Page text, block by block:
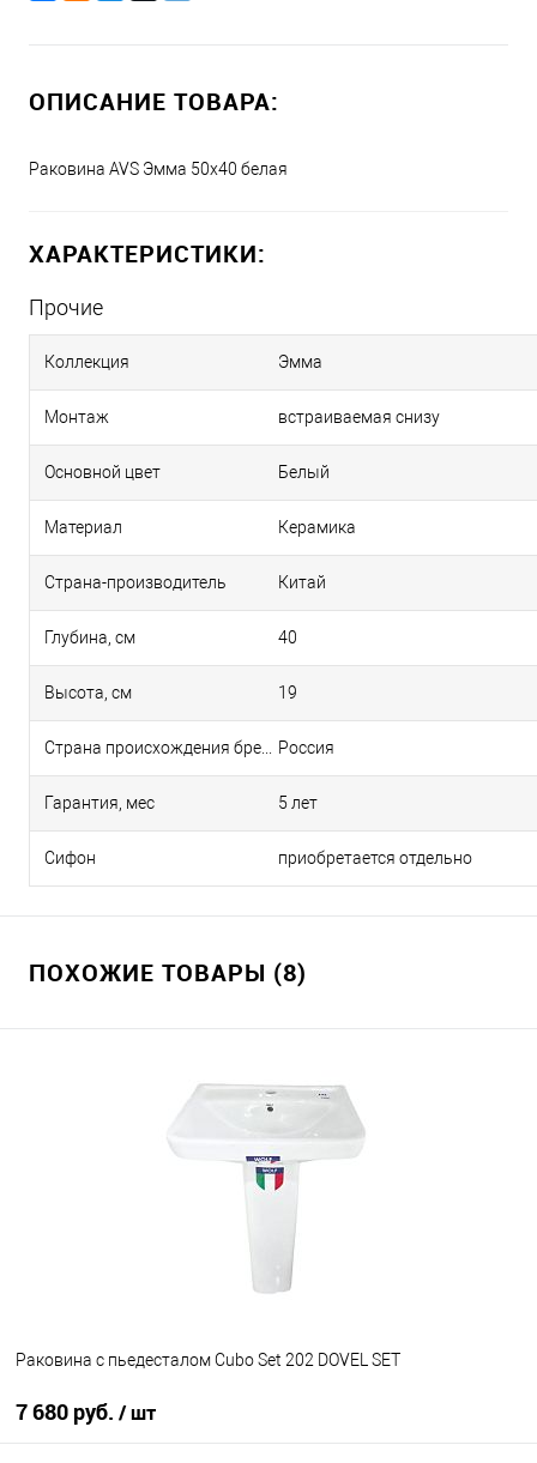
ОПИСАНИЕ ТОВАРА:
Раковина AVS Эмма 50x40 белая
ХАРАКТЕРИСТИКИ:
Прочие
Коллекция Эмма
Монтаж встраиваемая снизу
Основной цвет Белый
Материал Керамика
Страна-производитель Китай
Глубина, см 40
Высота, см 19
Россия
Гарантия, мес 5 лет
Сифон приобретается отдельно
ПОХОЖИЕ ТОВАРЫ (8)
Раковина с пьедесталом Cubo Set 202 DOVEL SET
7 680 руб. / шт